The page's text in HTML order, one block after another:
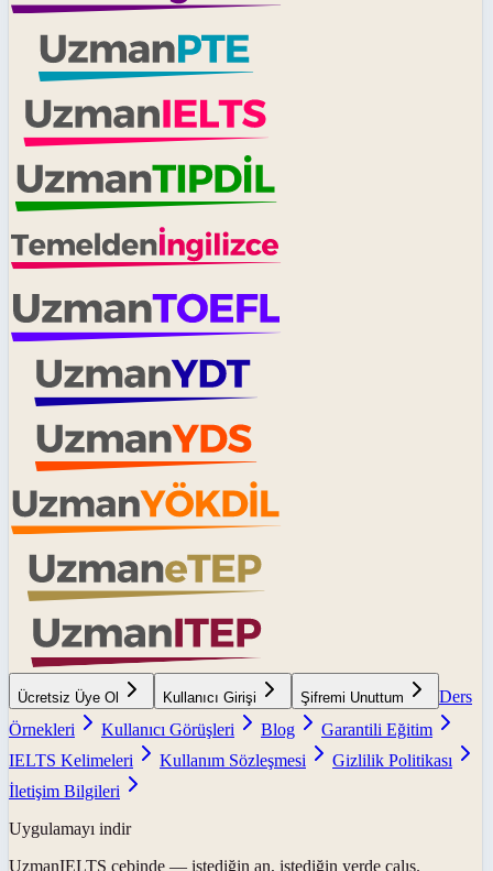
Ücretsiz Üye Ol Kullanıcı Girişi Şifremi Unuttum
Ders
Örnekleri
Kullanıcı Görüşleri Blog
Garantili Eğitim
IELTS Kelimeleri
Kullanım Sözleşmesi
Gizlilik Politikası
İletişim Bilgileri
Uygulamayı indir
UzmanIELTS cebinde — istediğin an, istediğin yerde çalış.